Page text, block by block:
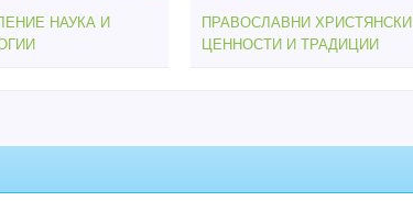
НАУКА И
ПРАВОСЛАВНИ ХРИСТЯНСКИ
ЦЕННОСТИ И ТРАДИЦИИ